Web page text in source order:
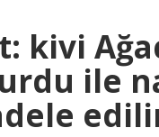
kivi
ile